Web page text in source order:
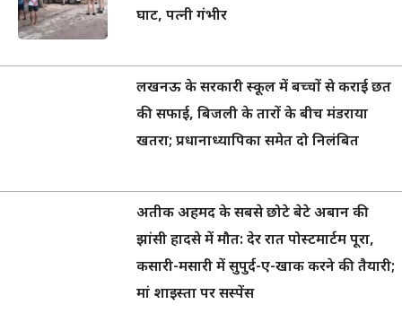
घाट, पत्नी गंभीर
लखनऊ के सरकारी स्कूल में बच्चों से कराई छत
की सफाई, बिजली के तारों के बीच मंडराया
खतरा; प्रधानाध्यापिका समेत दो निलंबित
अतीक अहमद के सबसे छोटे बेटे अबान की
झांसी हादसे में मौत: देर रात पोस्टमार्टम पूरा,
कसारी-मसारी में सुपुर्द-ए-खाक करने की तैयारी;
मां शाइस्ता पर सस्पेंस